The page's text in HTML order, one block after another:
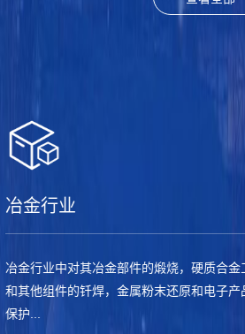
冶金行业
冶金行业中对其冶金部件的煅烧，硬质合金
和其他组件的钎焊，金属粉末还原和电子产
保护...